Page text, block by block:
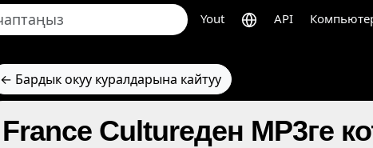
Yout API
← Бардык окуу куралдарына кайтуу
France Cultureден MP3ге